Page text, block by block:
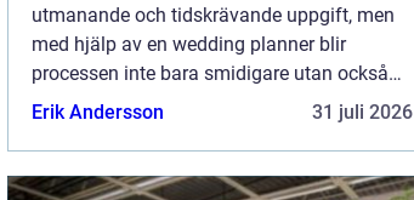
utmanande och tidskrävande uppgift, men
med hjälp av en wedding planner blir
processen inte bara smidigare utan också
njutbar. Från att välja den perfekta platsen
Erik Andersson 31 juli 2026